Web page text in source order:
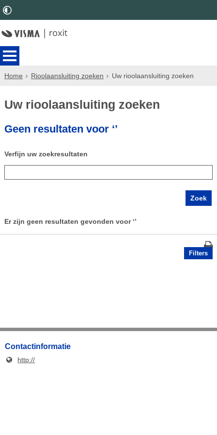
Home Rioolaansluiting zoeken Uw rioolaansluiting zoeken
Uw rioolaansluiting zoeken
Geen resultaten voor ‘’
Verfijn uw zoekresultaten
Er zijn geen resultaten gevonden voor ‘’
Filters
Contactinformatie
http://